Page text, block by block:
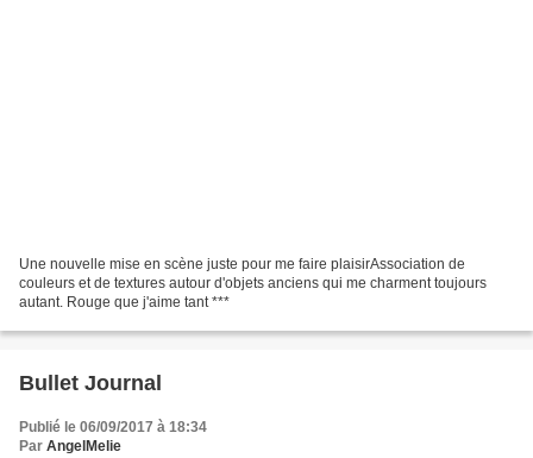
Une nouvelle mise en scène juste pour me faire plaisirAssociation de
couleurs et de textures autour d'objets anciens qui me charment toujours
autant. Rouge que j'aime tant ***
Bullet Journal
Publié le 06/09/2017 à 18:34
Par AngelMelie